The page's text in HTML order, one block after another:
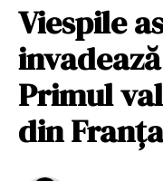
Viespile
Primul
din Franța